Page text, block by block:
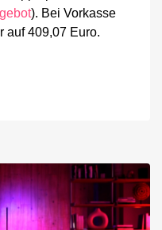
). Bei Vorkasse
auf 409,07 Euro.